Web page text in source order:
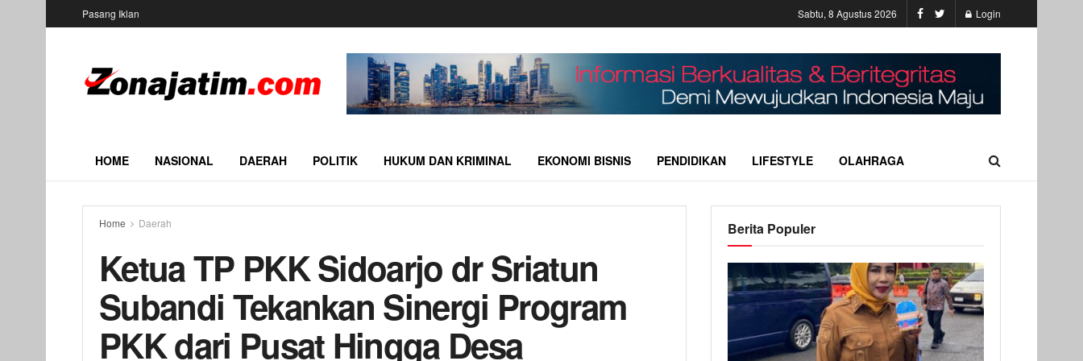
Pasang Iklan Sabtu, 8 Agustus 2026 Login
HOME NASIONAL DAERAH POLITIK HUKUM DAN KRIMINAL EKONOMI BISNIS PENDIDIKAN LIFESTYLE OLAHRAGA
Home Daerah
Ketua TP PKK Sidoarjo dr Sriatun
Subandi Tekankan Sinergi Program
PKK dari Pusat Hingga Desa
Berita Populer